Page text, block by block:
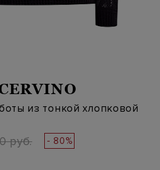
из тонкой хлопковой
руб. - 80%